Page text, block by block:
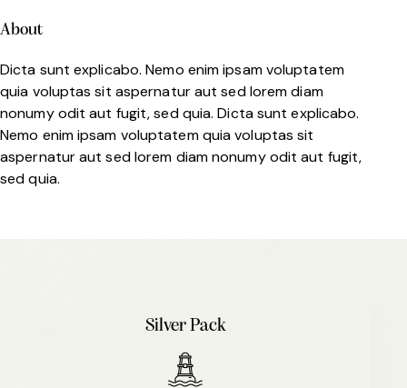
About
Dicta sunt explicabo. Nemo enim ipsam voluptatem
quia voluptas sit aspernatur aut sed lorem diam
nonumy odit aut fugit, sed quia. Dicta sunt explicabo.
Nemo enim ipsam voluptatem quia voluptas sit
aspernatur aut sed lorem diam nonumy odit aut fugit,
sed quia.
Silver Pack